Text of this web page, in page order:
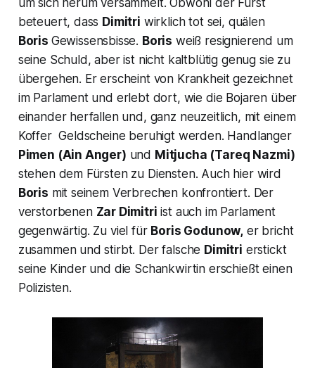
beteuert, dass Dimitri wirklich tot sei, quälen
Boris Gewissensbisse. Boris weiß resignierend um
seine Schuld, aber ist nicht kaltblütig genug sie zu
übergehen. Er erscheint von Krankheit gezeichnet
im Parlament und erlebt dort, wie die Bojaren über
einander herfallen und, ganz neuzeitlich, mit einem
Koffer Geldscheine beruhigt werden. Handlanger
Pimen (Ain Anger) und Mitjucha (Tareq Nazmi)
stehen dem Fürsten zu Diensten. Auch hier wird
Boris mit seinem Verbrechen konfrontiert. Der
verstorbenen Zar Dimitri ist auch im Parlament
gegenwärtig. Zu viel für Boris Godunow, er bricht
zusammen und stirbt. Der falsche Dimitri erstickt
seine Kinder und die Schankwirtin erschießt einen
Polizisten.